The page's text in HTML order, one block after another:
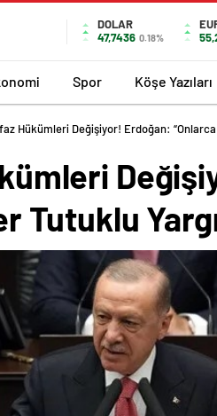
DOLAR
47,7436 0.18%
Spor Köşe Yazıları
Hükümleri Değişiyor! Erdoğan:
Tutuklu